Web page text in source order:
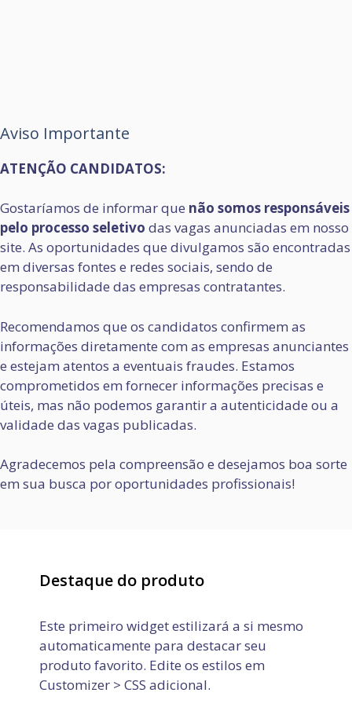
Aviso Importante
ATENÇÃO CANDIDATOS:
Gostaríamos de informar que não somos responsáveis
pelo processo seletivo das vagas anunciadas em nosso
site. As oportunidades que divulgamos são encontradas
em diversas fontes e redes sociais, sendo de
responsabilidade das empresas contratantes.
Recomendamos que os candidatos confirmem as
informações diretamente com as empresas anunciantes
e estejam atentos a eventuais fraudes. Estamos
comprometidos em fornecer informações precisas e
úteis, mas não podemos garantir a autenticidade ou a
validade das vagas publicadas.
Agradecemos pela compreensão e desejamos boa sorte
em sua busca por oportunidades profissionais!
Destaque do produto
Este primeiro widget estilizará a si mesmo
automaticamente para destacar seu
produto favorito. Edite os estilos em
Customizer > CSS adicional.